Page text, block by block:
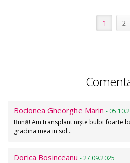
1 2
Bodonea Gheorghe Marin -
Bună! Am transplant niște bulbi foarte
gradina mea in sol…
Dorica Bosinceanu - 27.09.2025